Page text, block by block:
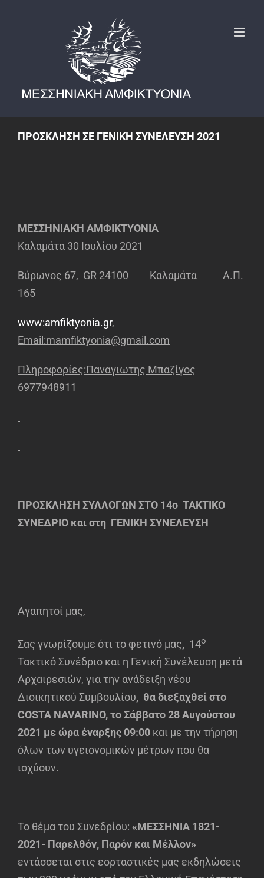
ΠΡΟΣΚΛΗΣΗ ΣΕ ΓΕΝΙΚΗ ΣΥΝΕΛΕΥΣΗ 2021
ΜΕΣΣΗΝΙΑΚΗ ΑΜΦΙΚΤΥΟΝΙΑ
Καλαμάτα 30 Ιουλίου 2021
Βύρωνος 67, GR 24100 Καλαμάτα Α.Π.
165
www:amfiktyonia.gr,
Email:mamfiktyonia@gmail.com
Πληροφορίες:Παναγιωτης Μπαζίγος
6977948911
ΠΡΟΣΚΛΗΣΗ ΣΥΛΛΟΓΩΝ ΣΤΟ 14o ΤΑΚΤΙΚΟ
ΣΥΝΕΔΡΙΟ και στη ΓΕΝΙΚΗ ΣΥΝΕΛΕΥΣΗ
Αγαπητοί μας,
Σας γνωρίζουμε ότι το φετινό μας, 14ο
Τακτικό Συνέδριο και η Γενική Συνέλευση μετά
Αρχαιρεσιών, για την ανάδειξη νέου
Διοικητικού Συμβουλίου, θα διεξαχθεί στο
COSTA NAVARINO, το Σάββατο 28 Αυγούστου
2021 με ώρα έναρξης 09:00 και με την τήρηση
όλων των υγειονομικών μέτρων που θα
ισχύουν.
Το θέμα του Συνεδρίου: «ΜΕΣΣΗΝΙΑ 1821-
2021- Παρελθόν, Παρόν και Μέλλον»
εντάσσεται στις εορταστικές μας εκδηλώσεις